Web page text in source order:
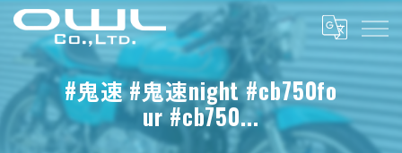
#鬼速 #鬼速night #cb750fo
ur #cb750...